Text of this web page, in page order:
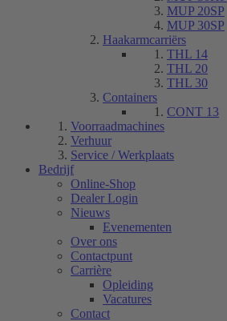
MUP 20SP
MUP 30SP
Haakarmcarriërs
THL 14
THL 20
THL 30
Containers
CONT 13
Voorraadmachines
Verhuur
Service / Werkplaats
Bedrijf
Online-Shop
Dealer Login
Nieuws
Evenementen
Over ons
Contactpunt
Carrière
Opleiding
Vacatures
Contact